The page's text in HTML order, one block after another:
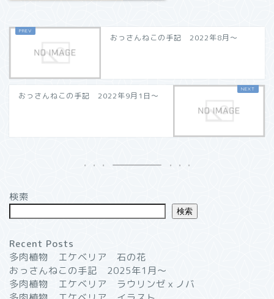
おっさんねこの手記 2022年8月〜
おっさんねこの手記 2022年9月1日〜
検索
検索
Recent Posts
多肉植物 エケベリア 石の花
おっさんねこの手記 2025年1月〜
多肉植物 エケベリア ラウリンゼｘノバ